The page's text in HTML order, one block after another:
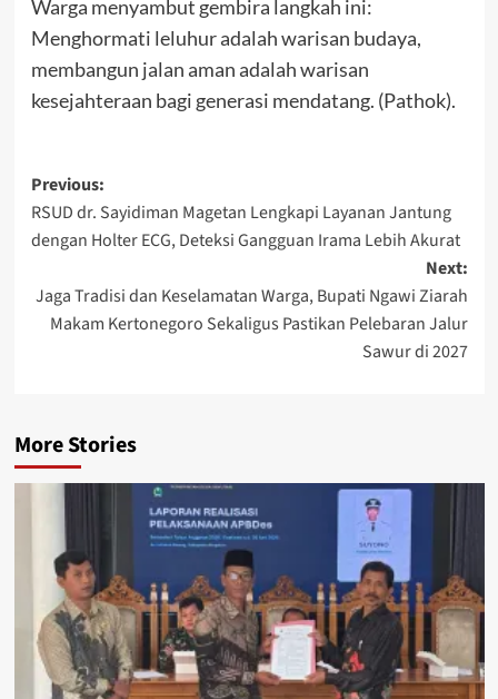
Warga menyambut gembira langkah ini:
Menghormati leluhur adalah warisan budaya,
membangun jalan aman adalah warisan
kesejahteraan bagi generasi mendatang. (Pathok).
Post
navigation
Previous:
RSUD dr. Sayidiman Magetan Lengkapi Layanan Jantung
dengan Holter ECG, Deteksi Gangguan Irama Lebih Akurat
Next:
Jaga Tradisi dan Keselamatan Warga, Bupati Ngawi Ziarah
Makam Kertonegoro Sekaligus Pastikan Pelebaran Jalur
Sawur di 2027
More Stories